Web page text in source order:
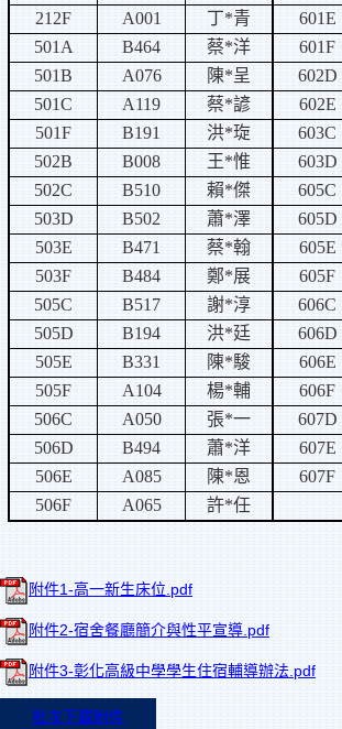
212F
A001 丁*青 601E
501A
B464 蔡*洋 601F
501B
A076 陳*呈 602D
501C
A119 蔡*諺 602E
501F
B191 洪*琁 603C
502B
B008 王*惟 603D
502C
B510 賴*傑 605C
503D
B502 蕭*澤 605D
503E
B471 蔡*翰 605E
503F
B484 鄭*展 605F
505C
B517 謝*淳 606C
505D
B194 洪*廷 606D
505E
B331 陳*駿 606E
505F
A104 楊*輔 606F
506C
A050 張*一 607D
506D
B494 蕭*洋 607E
506E
A085 陳*恩 607F
506F
A065 許*任
附件1-高一新生床位.pdf
附件2-宿舍餐廳簡介與性平宣導.pdf
附件3-彰化高級中學學生住宿輔導辦法.pdf
批次下載附件